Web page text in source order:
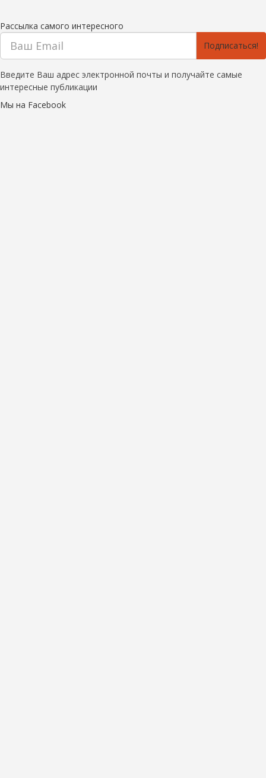
Рассылка самого интересного
Подписаться!
Введите Ваш адрес электронной почты и получайте самые
интересные публикации
Мы на Facebook